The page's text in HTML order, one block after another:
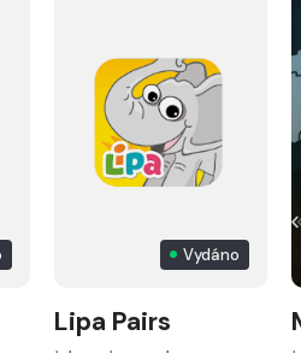
Vydáno
Lipa Pairs